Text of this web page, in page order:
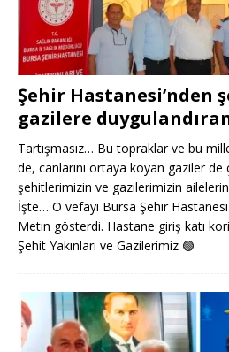
Şehir Hastanesi’nden
gazilere
Tartışmasız… Bu topraklar ve bu
de, canlarını ortaya koyan gaziler
şehitlerimizin ve gazilerimizin
İşte… O vefayı Bursa Şehir
Metin gösterdi. Hastane giriş katı
Şehit Yakınları ve Gazilerimiz 🟢